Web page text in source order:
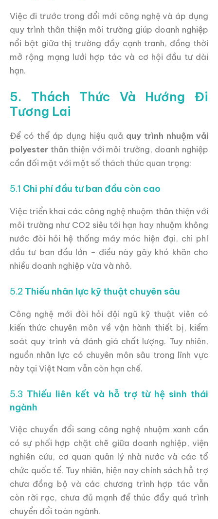
Việc đi trước trong đổi mới công nghệ và áp dụng
quy trình thân thiện môi trường giúp doanh nghiệp
nổi bật giữa thị trường đầy cạnh tranh, đồng thời
mở rộng mạng lưới hợp tác và cơ hội đầu tư dài
hạn.
5. Thách Thức Và Hướng Đi
Tương Lai
Để có thể áp dụng hiệu quả quy trình nhuộm vải
polyester thân thiện với môi trường, doanh nghiệp
cần đối mặt với một số thách thức quan trọng:
5.1 Chi phí đầu tư ban đầu còn cao
Việc triển khai các công nghệ nhuộm thân thiện với
môi trường như CO2 siêu tới hạn hay nhuộm không
nước đòi hỏi hệ thống máy móc hiện đại, chi phí
đầu tư ban đầu lớn – điều này gây khó khăn cho
nhiều doanh nghiệp vừa và nhỏ.
5.2 Thiếu nhân lực kỹ thuật chuyên sâu
Công nghệ mới đòi hỏi đội ngũ kỹ thuật viên có
kiến thức chuyên môn về vận hành thiết bị, kiểm
soát quy trình và đánh giá chất lượng. Tuy nhiên,
nguồn nhân lực có chuyên môn sâu trong lĩnh vực
này tại Việt Nam vẫn còn hạn chế.
5.3 Thiếu liên kết và hỗ trợ từ hệ sinh thái
ngành
Việc chuyển đổi sang công nghệ nhuộm xanh cần
có sự phối hợp chặt chẽ giữa doanh nghiệp, viện
nghiên cứu, cơ quan quản lý nhà nước và các tổ
chức quốc tế. Tuy nhiên, hiện nay chính sách hỗ trợ
chưa đồng bộ và các chương trình hợp tác vẫn
còn rời rạc, chưa đủ mạnh để thúc đẩy quá trình
chuyển đổi toàn ngành.